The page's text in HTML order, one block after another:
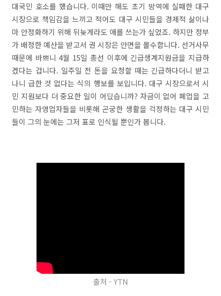
대국민 호소를 했습니다. 이때만 해도 초기 방역에 실패한 대구
시장으로 책임감을 느끼고 적어도 대구 시민들을 경제적 삶이나
마 안정화하기 위해 뒤늦게라도 애를 쓰는가 싶었죠. 하지만 정부
가 배정한 예산을 받고서 권 시장은 안면을 몰수합니다. 선거사무
때문에 바쁘니 4월 15일 총선 이후에 긴급생계지원금을 지급하
겠다는 겁니다. 일주일 전 돈을 요청할 때는 긴급하다더니 받고
나니 급한 것 없다는 식의 행보를 보입니다. 대구 시장으로서 시
민 지원보다 더 중요한 일이 어딨습니까? 자금이 없어 폐업을 고
민하는 자영업자들을 비롯해 곤궁한 생활을 걱정하는 대구 시민
들이 그의 눈에는 그저 표로 인식될 뿐인가 봅니다.
출처 - YTN